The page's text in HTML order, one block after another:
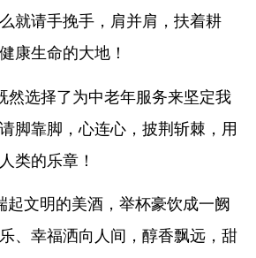
就请手挽手，肩并肩，扶着耕
康生命的大地！
然选择了为中老年服务来坚定我
脚靠脚，心连心，披荆斩棘，用
类的乐章！
起文明的美酒，举杯豪饮成一阙
、幸福洒向人间，醇香飘远，甜